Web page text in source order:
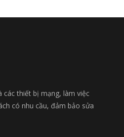
các thiết bị mạng, làm việc
có nhu cầu, đảm bảo sửa